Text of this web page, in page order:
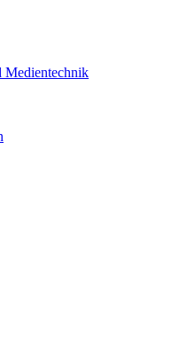
Medientechnik